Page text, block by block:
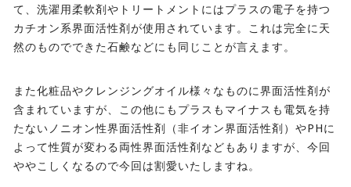
て、洗濯用柔軟剤やトリートメントにはプラスの電子を持つ
カチオン系界面活性剤が使用されています。これは完全に天
然のものでできた石鹸などにも同じことが言えます。
また化粧品やクレンジングオイル様々なものに界面活性剤が
含まれていますが、この他にもプラスもマイナスも電気を持
たないノニオン性界面活性剤（非イオン界面活性剤）やPHに
よって性質が変わる両性界面活性剤などもありますが、今回
ややこしくなるので今回は割愛いたしますね。